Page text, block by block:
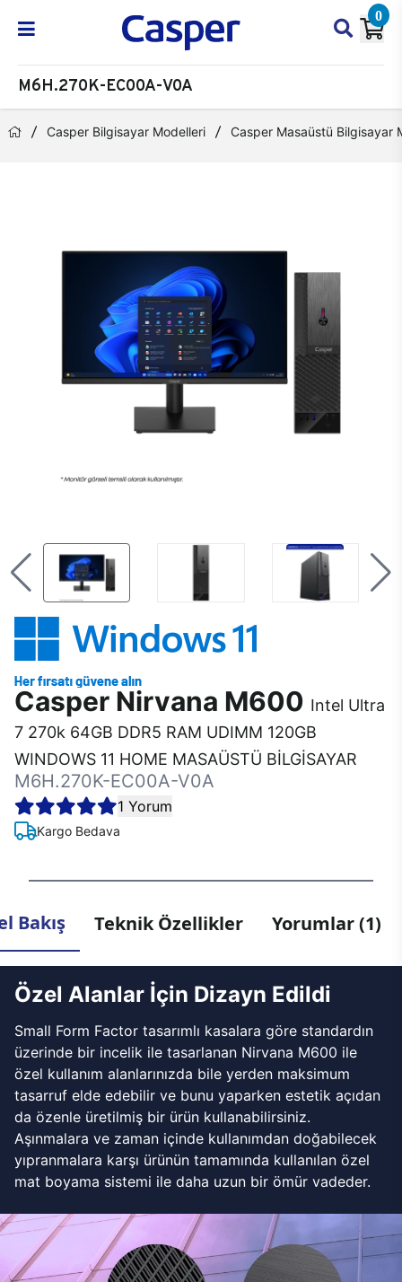
0
M6H.270K-EC00A-V0A
Casper Bilgisayar Modelleri Casper Masaüstü Bilgisayar
Casper Nirvana M600 Intel Ultra
7 270k 64GB DDR5 RAM UDIMM 120GB
WINDOWS 11 HOME MASAÜSTÜ BİLGİSAYAR
M6H.270K-EC00A-V0A
1 Yorum
Kargo Bedava
Bakış Teknik Özellikler Yorumlar (1)
Özel Alanlar İçin Dizayn Edildi
Small Form Factor tasarımlı kasalara göre standardın
üzerinde bir incelik ile tasarlanan Nirvana M600 ile
özel kullanım alanlarınızda bile yerden maksimum
tasarruf elde edebilir ve bunu yaparken estetik açıdan
da özenle üretilmiş bir ürün kullanabilirsiniz.
Aşınmalara ve zaman içinde kullanımdan doğabilecek
yıpranmalara karşı ürünün tamamında kullanılan özel
mat boyama sistemi ile daha uzun bir ömür vadeder.